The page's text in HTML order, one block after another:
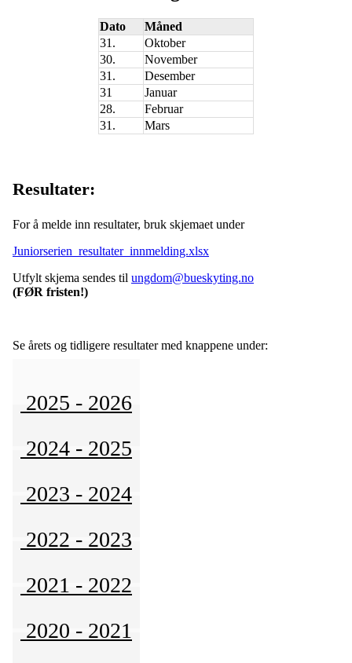
Dato
Måned
31.
Oktober
30.
November
31.
Desember
31
Januar
28.
Februar
31.
Mars
Resultater:
For å melde inn resultater, bruk skjemaet under
Juniorserien_resultater_innmelding.xlsx
Utfylt skjema sendes til ungdom@bueskyting.no
(FØR fristen!)
Se årets og tidligere resultater med knappene under:
2025 - 2026
2024 - 2025
2023 - 2024
2022 - 2023
2021 - 2022
2020 - 2021